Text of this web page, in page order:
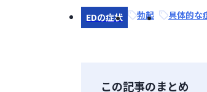
EDの症状 勃起 具体的な
この記事のまとめ